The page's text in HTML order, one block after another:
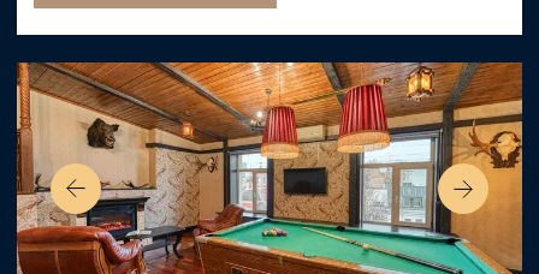
Гранд люкс с сауной
Авторский дизайнерский номер, выполненный в
от 63 m2 4 гостя 1 king size